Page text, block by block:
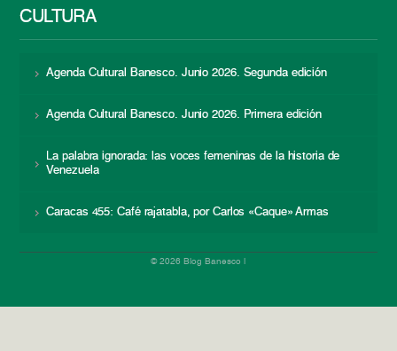
CULTURA
Agenda Cultural Banesco. Junio 2026. Segunda edición
Agenda Cultural Banesco. Junio 2026. Primera edición
La palabra ignorada: las voces femeninas de la historia de
Venezuela
Caracas 455: Café rajatabla, por Carlos «Caque» Armas
© 2026 Blog Banesco |